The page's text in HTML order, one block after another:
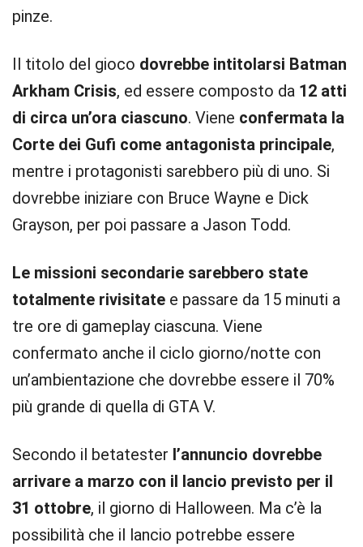
pinze.
Il titolo del gioco dovrebbe intitolarsi Batman
Arkham Crisis, ed essere composto da 12 atti
di circa un’ora ciascuno. Viene confermata la
Corte dei Gufi come antagonista principale,
mentre i protagonisti sarebbero più di uno. Si
dovrebbe iniziare con Bruce Wayne e Dick
Grayson, per poi passare a Jason Todd.
Le missioni secondarie sarebbero state
totalmente rivisitate e passare da 15 minuti a
tre ore di gameplay ciascuna. Viene
confermato anche il ciclo giorno/notte con
un’ambientazione che dovrebbe essere il 70%
più grande di quella di GTA V.
Secondo il betatester l’annuncio dovrebbe
arrivare a marzo con il lancio previsto per il
31 ottobre, il giorno di Halloween. Ma c’è la
possibilità che il lancio potrebbe essere